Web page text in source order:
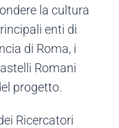
la cultura
enti di
di Roma, i
Romani
progetto.
Ricercatori